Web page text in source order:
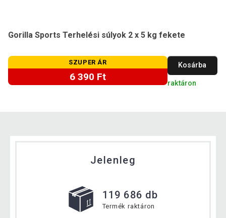
Gorilla Sports Terhelési súlyok 2 x 5 kg fekete
SZUPER ÁR
6 390 Ft
Kosárba
raktáron
Jelenleg
119 686 db
Termék raktáron